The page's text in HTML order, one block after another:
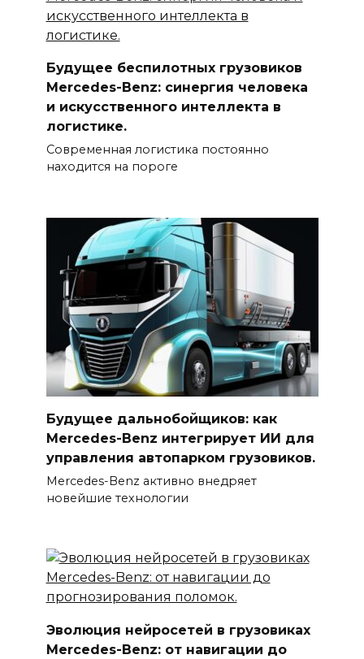
Будущее беспилотных грузовиков
Mercedes-Benz: синергия человека
и искусственного интеллекта в
логистике.
Современная логистика постоянно
находится на пороге
Будущее дальнобойщиков: как
Mercedes-Benz интегрирует ИИ для
управления автопарком грузовиков.
Mercedes-Benz активно внедряет
новейшие технологии
Эволюция нейросетей в грузовиках
Mercedes-Benz: от навигации до